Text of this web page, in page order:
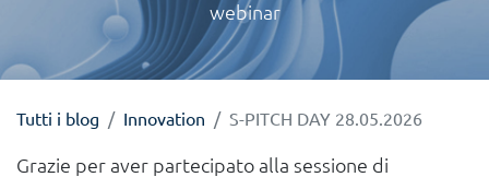
webinar
Tutti i blog Innovation S-PITCH DAY 28.05.2026
Grazie per aver partecipato alla sessione di